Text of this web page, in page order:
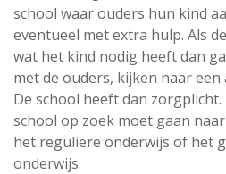
school waar ouders hun kind
eventueel met extra hulp. Als
wat het kind nodig heeft dan
met de ouders, kijken naar een
De school heeft dan
school op zoek moet gaan
het reguliere onderwijs of het
onderwijs.